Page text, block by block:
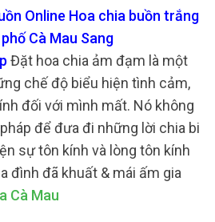
Online Hoa chia buồn trắng
Cà Mau Sang
Đặt hoa chia ảm đạm là một
chế độ biểu hiện tình cảm,
đối với mình mất. Nó không
để đưa đi những lời chia bi
sự tôn kính và lòng tôn kính
đình đã khuất & mái ấm gia
Cà Mau